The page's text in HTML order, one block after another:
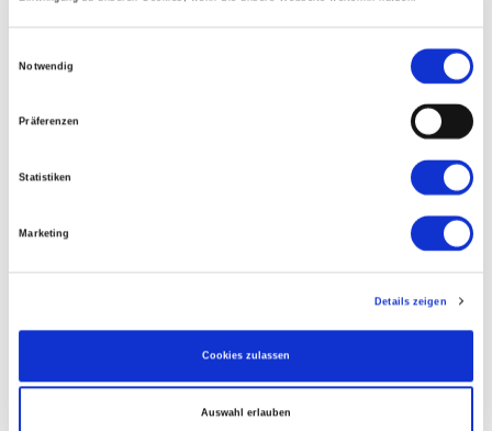
Notwendig
Präferenzen
Statistiken
Marketing
Details zeigen
Cookies zulassen
Auswahl erlauben
31